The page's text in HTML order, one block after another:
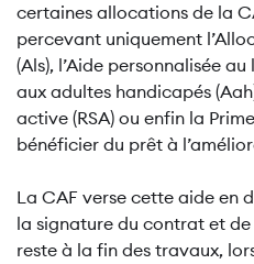
certaines allocations de la
percevant uniquement
(Als), l’Aide personnalisée
aux adultes handicapés
active (RSA) ou enfin la
bénéficier du prêt à
La CAF verse cette aide en
la signature du contrat et
reste à la fin des travaux,